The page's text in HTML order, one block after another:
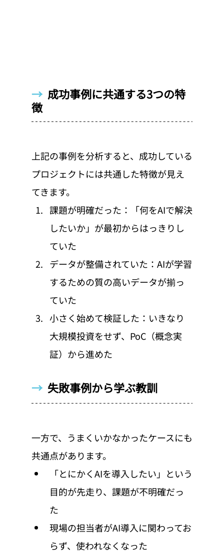
→ 成功事例に共通する3つの特
徴
上記の事例を分析すると、成功している
プロジェクトには共通した特徴が見え
てきます。
課題が明確だった：「何をAIで解決
したいか」が最初からはっきりし
ていた
データが整備されていた：AIが学習
するための質の高いデータが揃っ
ていた
小さく始めて検証した：いきなり
大規模投資をせず、PoC（概念実
証）から進めた
→ 失敗事例から学ぶ教訓
一方で、うまくいかなかったケースにも
共通点があります。
「とにかくAIを導入したい」という
目的が先走り、課題が不明確だっ
た
現場の担当者がAI導入に関わってお
らず、使われなくなった